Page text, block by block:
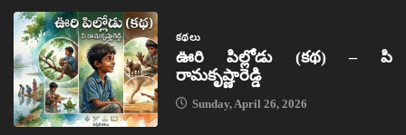
కథలు
ఊరి పిల్లోడు (కథ) – పి
రామకృష్ణారెడ్డి
Sunday, April 26, 2026